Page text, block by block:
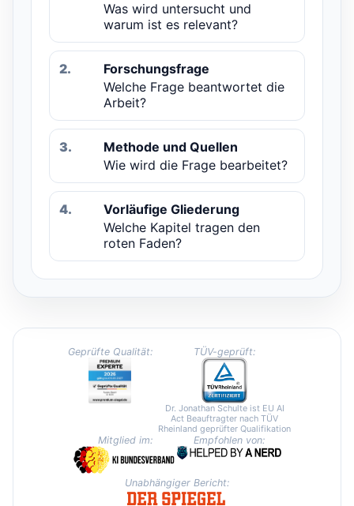
Was wird untersucht und
warum ist es relevant?
2.
Forschungsfrage
Welche Frage beantwortet die
Arbeit?
3.
Methode und Quellen
Wie wird die Frage bearbeitet?
4.
Vorläufige Gliederung
Welche Kapitel tragen den
roten Faden?
Geprüfte Qualität: TÜV-geprüft:
Dr. Jonathan Schulte ist EU AI
Act Beauftragter nach TÜV
Rheinland geprüfter Qualifikation
Mitglied im: Empfohlen von:
Unabhängiger Bericht: